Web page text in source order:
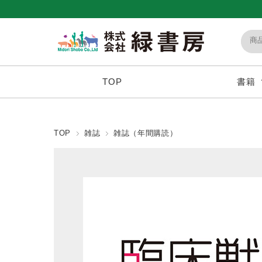
TOP 書籍
TOP 雑誌 雑誌（年間購読）